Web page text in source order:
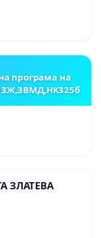
програма на
ЗЛАТЕВА